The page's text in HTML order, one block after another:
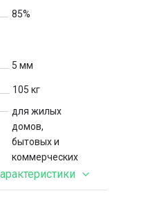
105 кг
85%
5 мм
для жилых
домов,
бытовых и
коммерческих
помещений